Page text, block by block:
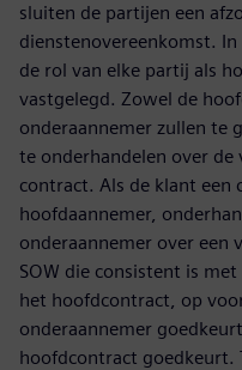
sluiten de partijen een
dienstenovereenkomst.
de rol van elke partij als
vastgelegd. Zowel de
onderaannemer zullen te
te onderhandelen over de
contract. Als de klant een
hoofdaannemer,
onderaannemer over een
SOW die consistent is
het hoofdcontract, op
onderaannemer
hoofdcontract goedkeurt.